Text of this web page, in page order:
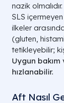
nazik
SLS
ilkeler
(gluten,
tetikleyebilir;
Uygun
hızlanabilir.
Aft Nasıl